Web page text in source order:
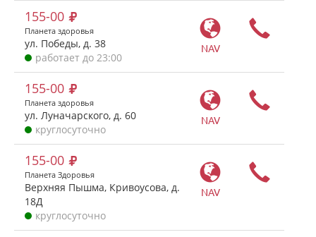
NAV
155-00
Планета здоровья
ул. Победы, д. 38
работает до 23:00
NAV
155-00
Планета здоровья
ул. Луначарского, д. 60
круглосуточно
NAV
155-00
Планета Здоровья
Верхняя Пышма, Кривоусова, д.
18Д
круглосуточно